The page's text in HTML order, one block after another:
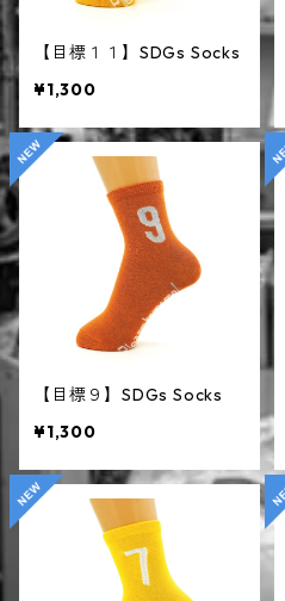
【目標１１】SDGs Socks
¥1,300
【目標９】SDGs Socks
¥1,300